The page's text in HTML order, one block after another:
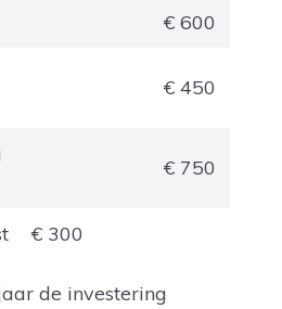
€ 600
€ 450
€ 750
€ 300
de investering